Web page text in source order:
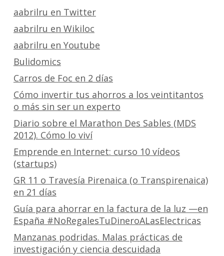
aabrilru en Twitter
aabrilru en Wikiloc
aabrilru en Youtube
Bulidomics
Carros de Foc en 2 días
Cómo invertir tus ahorros a los veintitantos
o más sin ser un experto
Diario sobre el Marathon Des Sables (MDS
2012). Cómo lo viví
Emprende en Internet: curso 10 vídeos
(startups)
GR 11 o Travesía Pirenaica (o Transpirenaica)
en 21 días
Guía para ahorrar en la factura de la luz —en
España #NoRegalesTuDineroALasElectricas
Manzanas podridas. Malas prácticas de
investigación y ciencia descuidada